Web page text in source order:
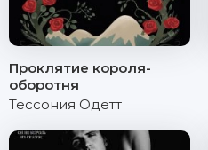
Проклятие короля-
оборотня
Тессония Одетт